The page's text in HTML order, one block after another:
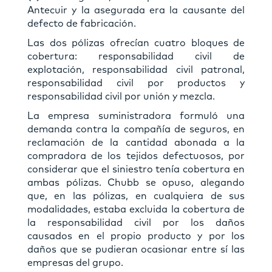
Antecuir y la asegurada era la causante del
defecto de fabricación.
Las dos pólizas ofrecían cuatro bloques de
cobertura: responsabilidad civil de
explotación, responsabilidad civil patronal,
responsabilidad civil por productos y
responsabilidad civil por unión y mezcla.
La empresa suministradora formuló una
demanda contra la compañía de seguros, en
reclamación de la cantidad abonada a la
compradora de los tejidos defectuosos, por
considerar que el siniestro tenía cobertura en
ambas pólizas. Chubb se opuso, alegando
que, en las pólizas, en cualquiera de sus
modalidades, estaba excluida la cobertura de
la responsabilidad civil por los daños
causados en el propio producto y por los
daños que se pudieran ocasionar entre sí las
empresas del grupo.